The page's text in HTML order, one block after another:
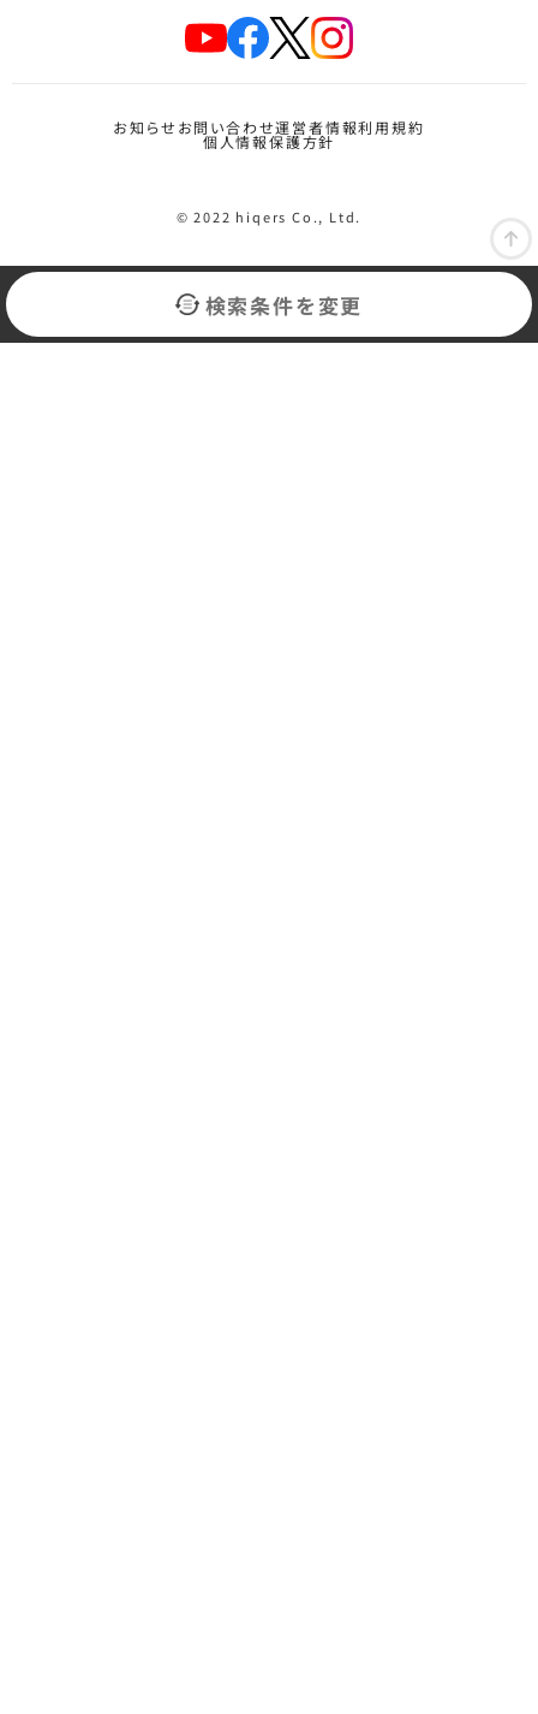
お知らせ お問い合わせ運営者情報利用規約
個人情報保護方針
© 2022 hiqers Co., Ltd.
検索条件を変更